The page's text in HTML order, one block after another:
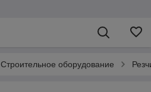
Строительное оборудование